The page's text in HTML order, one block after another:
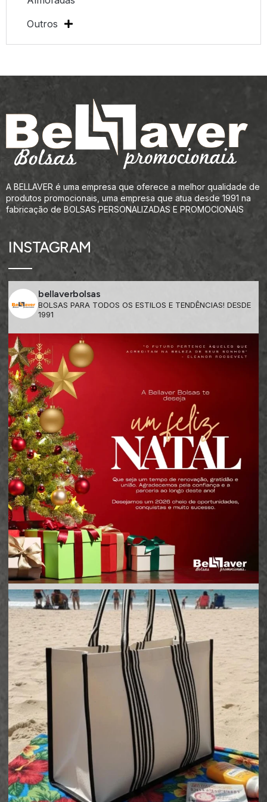
Outros
A BELLAVER é uma empresa que oferece a melhor qualidade de
produtos promocionais, uma empresa que atua desde 1991 na
fabricação de BOLSAS PERSONALIZADAS E PROMOCIONAIS
INSTAGRAM
bellaverbolsas
BOLSAS PARA TODOS OS ESTILOS E TENDÊNCIAS! DESDE
1991